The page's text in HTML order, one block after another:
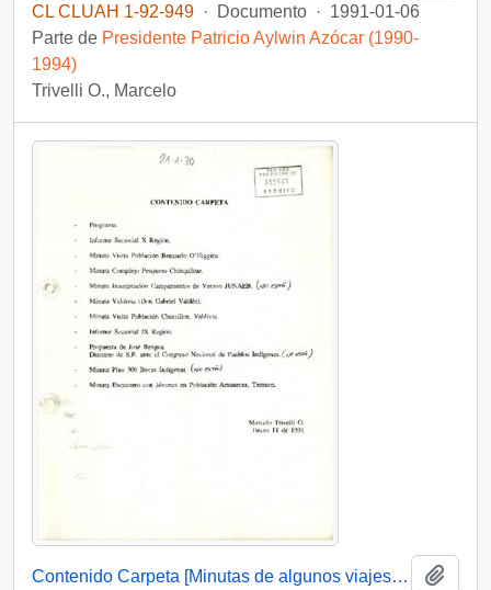
CL CLUAH 1-92-949 · Documento · 1991-01-06
Parte de Presidente Patricio Aylwin Azócar (1990-
1994)
Trivelli O., Marcelo
Contenido Carpeta [Minutas de algunos viajes y actividades del Presidente Patricio Aylwin Azócar]